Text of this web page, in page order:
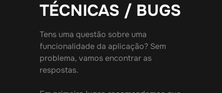
TÉCNICAS / BUGS
Tens uma questão sobre uma
funcionalidade da aplicação? Sem
problema, vamos encontrar as
respostas.